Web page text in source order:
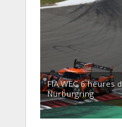
FIA WEC 6 heures
Nürburgring